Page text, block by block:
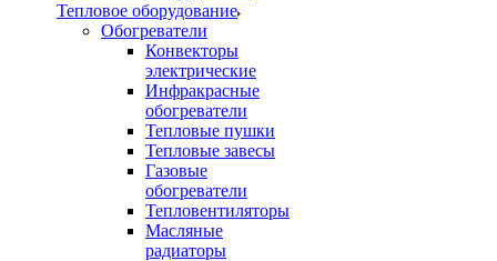
Тепловое оборудование
Обогреватели
Конвекторы
электрические
Инфракрасные
обогреватели
Тепловые пушки
Тепловые завесы
Газовые
обогреватели
Тепловентиляторы
Масляные
радиаторы